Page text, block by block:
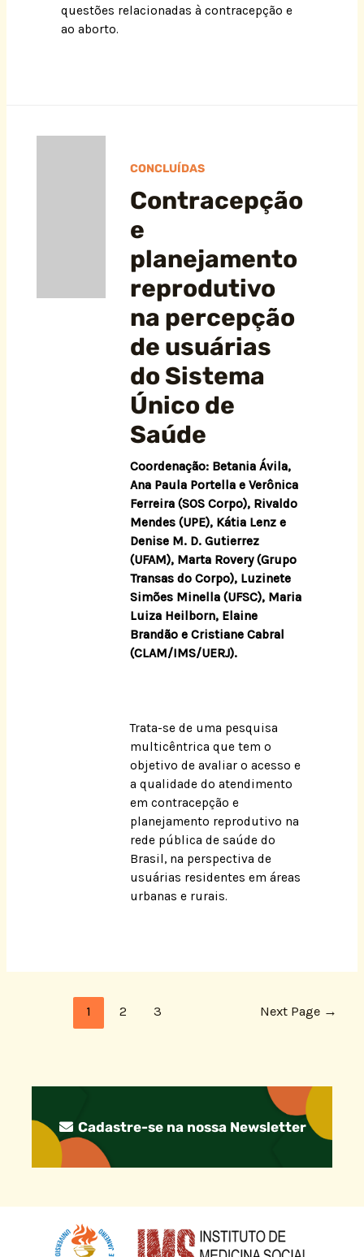
questões relacionadas à contracepção e
ao aborto.
CONCLUÍDAS
Contracepção
e
planejamento
reprodutivo
na percepção
de usuárias
do Sistema
Único de
Saúde
Coordenação: Betania Ávila,
Ana Paula Portella e Verônica
Ferreira (SOS Corpo), Rivaldo
Mendes (UPE), Kátia Lenz e
Denise M. D. Gutierrez
(UFAM), Marta Rovery (Grupo
Transas do Corpo), Luzinete
Simões Minella (UFSC), Maria
Luiza Heilborn, Elaine
Brandão e Cristiane Cabral
(CLAM/IMS/UERJ).
Trata-se de uma pesquisa
multicêntrica que tem o
objetivo de avaliar o acesso e
a qualidade do atendimento
em contracepção e
planejamento reprodutivo na
rede pública de saúde do
Brasil, na perspectiva de
usuárias residentes em áreas
urbanas e rurais.
1 2 3 Next Page →
Cadastre-se na nossa Newsletter